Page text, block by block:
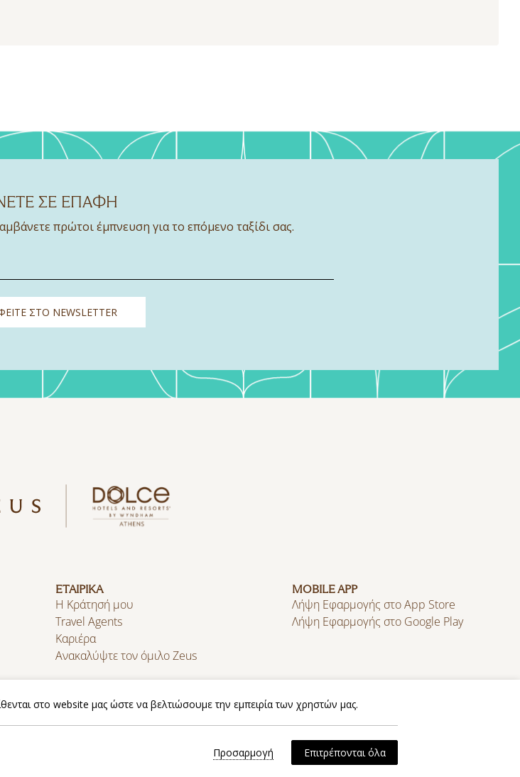
ΣΕ ΕΠΑΦΗ
πρώτοι έμπνευση για το επόμενο ταξίδι σας.
ΣΤΟ NEWSLETTER
ΕΤΑΙΡΙΚΑ
Η Κράτησή μου
Travel Agents
Καριέρα
Ανακαλύψτε τον όμιλο Zeus
MOBILE APP
Λήψη Εφαρμογής στο App Store
Λήψη Εφαρμογής στο Google Play
Πολιτική Απορρήτου
στο website μας ώστε να βελτιώσουμε την εμπειρία των χρηστών μας.
Επιτρέπονται όλα
Προσαρμογή